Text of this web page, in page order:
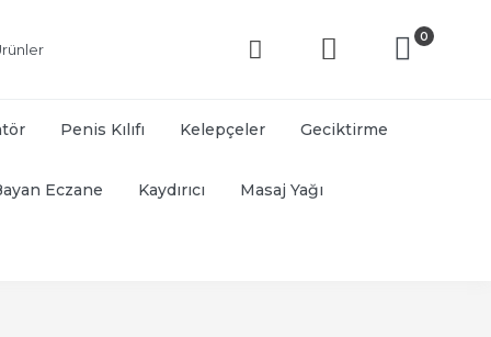
0
Penis Kılıfı Kelepçeler Geciktirme
Eczane Kaydırıcı Masaj Yağı